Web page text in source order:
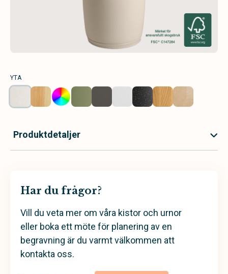
YTA
Produktdetaljer
Har du frågor?
Vill du veta mer om våra kistor och urnor
eller boka ett möte för planering av en
begravning är du varmt välkommen att
kontakta oss.